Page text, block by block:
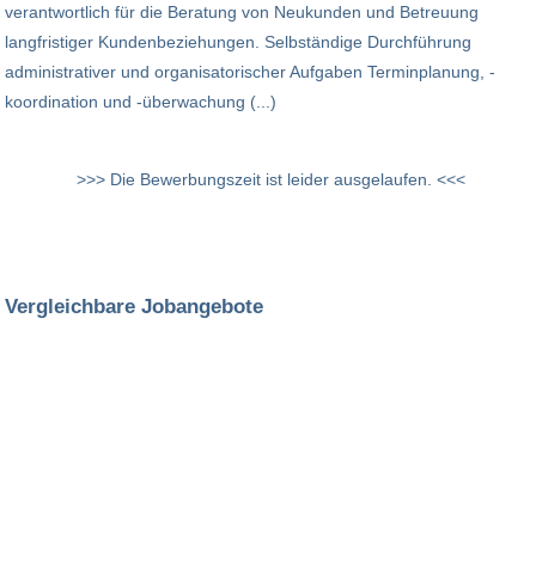
verantwortlich für die Beratung von Neukunden und Betreuung
langfristiger Kundenbeziehungen. Selbständige Durchführung
administrativer und organisatorischer Aufgaben Terminplanung, -
koordination und -überwachung (...)
>>> Die Bewerbungszeit ist leider ausgelaufen. <<<
Vergleichbare Jobangebote